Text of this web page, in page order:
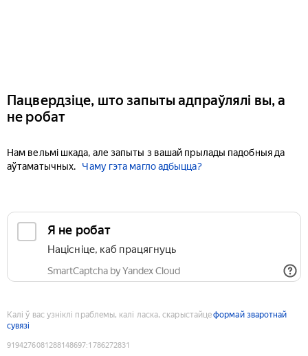
Пацвердзіце, што запыты адпраўлялі вы, а
не робат
Нам вельмі шкада, але запыты з вашай прылады падобныя да
аўтаматычных.
Чаму гэта магло адбыцца?
Я не робат
Націсніце, каб працягнуць
SmartCaptcha by Yandex Cloud
Калі ў вас узніклі праблемы, калі ласка, скарыстайцеформай зваротнай
сувязі
9194276081288148697:1786272831